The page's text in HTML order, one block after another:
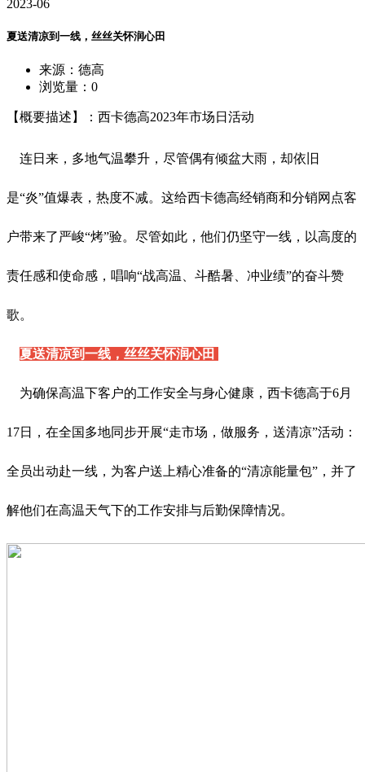
2023-06
夏送清凉到一线，丝丝关怀润心田
来源：德高
浏览量： 0
【概要描述】：西卡德高2023年市场日活动
连日来，多地气温攀升，尽管偶有倾盆大雨，却依旧
是“炎”值爆表，热度不减。这给西卡德高经销商和分销网点客
户带来了严峻“烤”验。尽管如此，他们仍坚守一线，以高度的
责任感和使命感，唱响“战高温、斗酷暑、冲业绩”的奋斗赞
歌。
夏送清凉到一线，丝丝关怀润心田
为确保高温下客户的工作安全与身心健康，西卡德高于6月
17日，在全国多地同步开展“走市场，做服务，送清凉”活动：
全员出动赴一线，为客户送上精心准备的“清凉能量包”，并了
解他们在高温天气下的工作安排与后勤保障情况。